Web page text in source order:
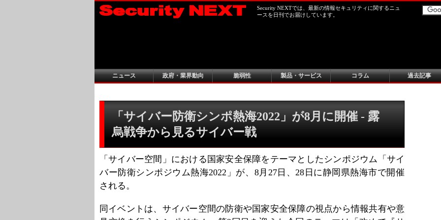
Security NEXTでは、最新の情報セキュリティに関するニュ
ースを日刊でお届けしています。
ニュース 政府・業界動向 脆弱性 製品・サービス コラム 過去記事
「サイバー防衛シンポ熱海2022」が8月に開催 - 露
烏戦争から見るサイバー戦
「サイバー空間」における国家安全保障をテーマとしたシンポジウム「サイ
バー防衛シンポジウム熱海2022」が、8月27日、28日に静岡県熱海市で開催
される。
同イベントは、サイバー空間の防衛や国家安全保障の視点から情報共有や意